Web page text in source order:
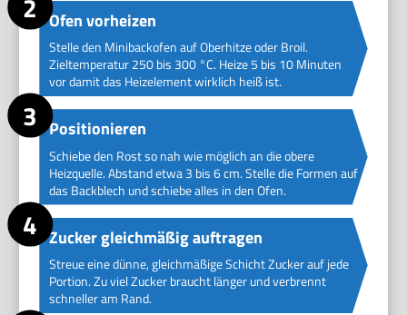
Ofen vorheizen
Stelle den Minibackofen auf Oberhitze oder Broil.
Zieltemperatur 250 bis 300 °C. Heize 5 bis 10 Minuten
vor damit das Heizelement wirklich heiß ist.
Positionieren
Schiebe den Rost so nah wie möglich an die obere
Heizquelle. Abstand etwa 3 bis 6 cm. Stelle die Formen auf
das Backblech und schiebe alles in den Ofen.
Zucker gleichmäßig auftragen
Streue eine dünne, gleichmäßige Schicht Zucker auf jede
Portion. Zu viel Zucker braucht länger und verbrennt
schneller am Rand.